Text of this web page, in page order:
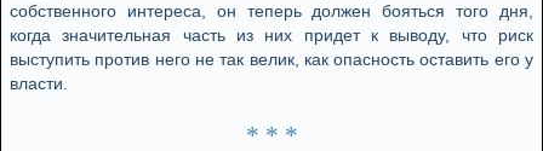
собственного интереса, он теперь должен бояться того дня,
когда значительная часть из них придет к выводу, что риск
выступить против него не так велик, как опасность оставить его у
власти.
* * *